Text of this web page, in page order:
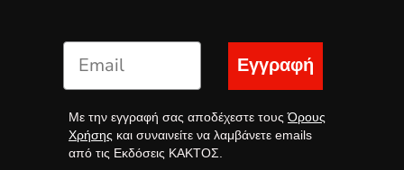
Εγγραφή
Με την εγγραφή σας αποδέχεστε τουςΌρους
Χρήσης και συναινείτε να λαμβάνετε emails
από τις Εκδόσεις ΚΑΚΤΟΣ.